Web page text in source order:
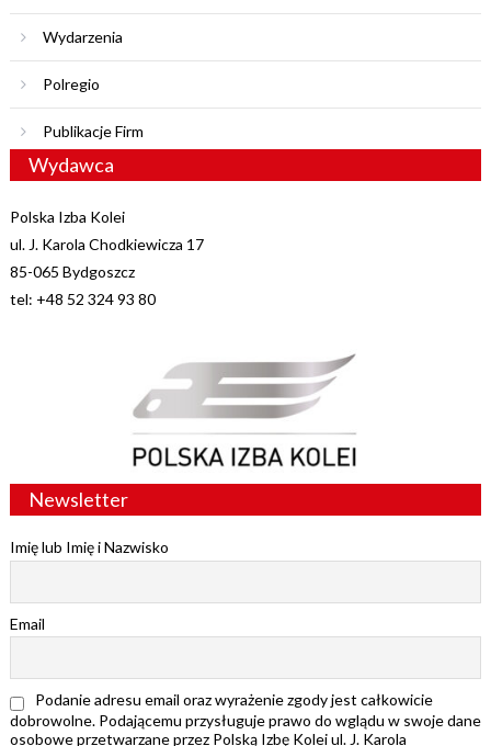
Wydarzenia
Polregio
Publikacje Firm
Wydawca
Polska Izba Kolei
ul. J. Karola Chodkiewicza 17
85-065 Bydgoszcz
tel: +48 52 324 93 80
Newsletter
Imię lub Imię i Nazwisko
Email
Podanie adresu email oraz wyrażenie zgody jest całkowicie
dobrowolne. Podającemu przysługuje prawo do wglądu w swoje dane
osobowe przetwarzane przez Polską Izbę Kolei ul. J. Karola